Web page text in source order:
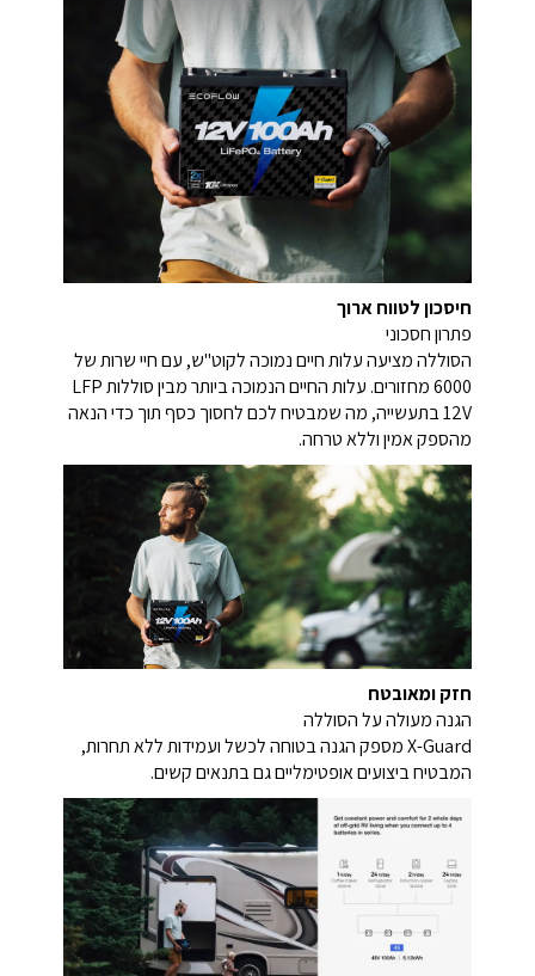
חיסכון לטווח ארוך
פתרון חסכוני
הסוללה מציעה עלות חיים נמוכה לקוט"ש, עם חיי שרות של
6000 מחזורים. עלות החיים הנמוכה ביותר מבין סוללות LFP
12V בתעשייה, מה שמבטיח לכם לחסוך כסף תוך כדי הנאה
מהספק אמין וללא טרחה.
חזק ומאובטח
הגנה מעולה על הסוללה
X-Guard מספק הגנה בטוחה לכשל ועמידות ללא תחרות,
המבטיח ביצועים אופטימליים גם בתנאים קשים.